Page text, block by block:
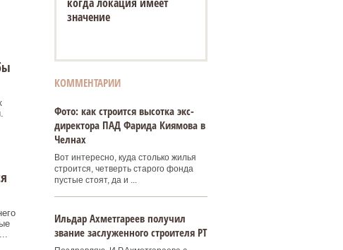
значение
КОММЕНТАРИИ
Фото: как строится высотка экс-
директора ПАД Фарида Киямова в
Челнах
Вот интересно, куда столько жилья
строится, четверть старого фонда
пустые стоят, да и ...
Ильдар Ахметгареев получил
звание заслуженного строителя РТ